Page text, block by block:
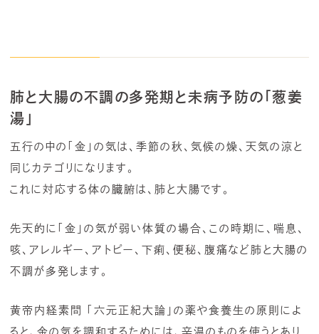
肺と大腸の不調の多発期と未病予防の「葱姜
湯」
五行の中の「金」の気は、季節の秋、気候の燥、天気の涼と
同じカテゴリになります。
これに対応する体の臓腑は、肺と大腸です。
先天的に「金」の気が弱い体質の場合、この時期に、喘息、
咳、アレルギー、アトピー、下痢、便秘、腹痛など肺と大腸の
不調が多発します。
黄帝内経素問 「六元正紀大論」の薬や食養生の原則によ
ると、金の気を調和するためには、辛温のものを使うとあり